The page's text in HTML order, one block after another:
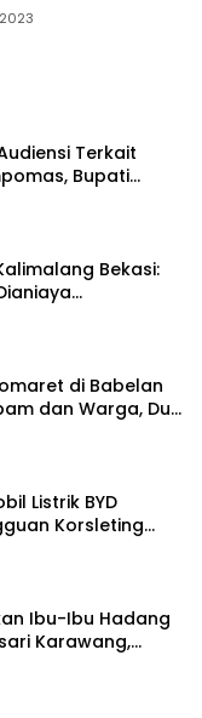
Terkait
Bupati
Ombudsman dan
Bekasi:
di Babelan
dan Warga, Dua
Listrik BYD
Korsleting
Ibu-Ibu Hadang
Karawang,